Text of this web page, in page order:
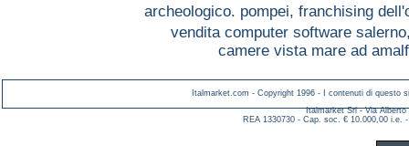
archeologico. pompei, franchising
vendita computer software
camere vista mare ad
Italmarket.com - Copyright 1996 - I contenuti di questo
Italmarket Srl - Via Alberto
REA 1330730 - Cap. soc. € 10.000,00 i.e.